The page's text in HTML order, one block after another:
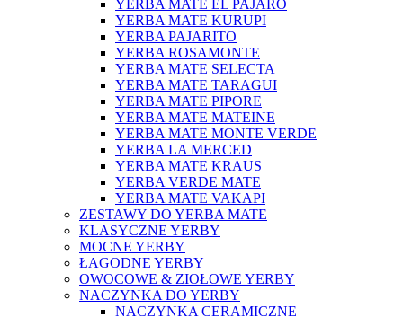
YERBA MATE EL PAJARO
YERBA MATE KURUPI
YERBA PAJARITO
YERBA ROSAMONTE
YERBA MATE SELECTA
YERBA MATE TARAGUI
YERBA MATE PIPORE
YERBA MATE MATEINE
YERBA MATE MONTE VERDE
YERBA LA MERCED
YERBA MATE KRAUS
YERBA VERDE MATE
YERBA MATE VAKAPI
ZESTAWY DO YERBA MATE
KLASYCZNE YERBY
MOCNE YERBY
ŁAGODNE YERBY
OWOCOWE & ZIOŁOWE YERBY
NACZYNKA DO YERBY
NACZYNKA CERAMICZNE